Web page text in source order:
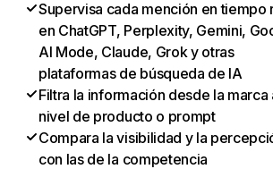
Supervisa cada mención en tiempo
en ChatGPT, Perplexity, Gemini,
AI Mode, Claude, Grok y otras
plataformas de búsqueda de IA
Filtra la información desde la marca
nivel de producto o prompt
Compara la visibilidad y la
con las de la competencia